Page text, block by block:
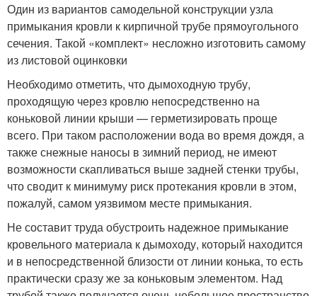
Один из вариантов самодельной конструкции узла
примыкания кровли к кирпичной трубе прямоугольного
сечения. Такой «комплект» несложно изготовить самому
из листовой оцинковки
Необходимо отметить, что дымоходную трубу,
проходящую через кровлю непосредственно на
коньковой линии крыши — герметизировать проще
всего. При таком расположении вода во время дождя, а
также снежные наносы в зимний период, не имеют
возможности скапливаться выше задней стенки трубы,
что сводит к минимуму риск протекания кровли в этом,
пожалуй, самом уязвимом месте примыкания.
Не составит труда обустроить надежное примыкание
кровельного материала к дымоходу, который находится
и в непосредственной близости от линии конька, то есть
практически сразу же за коньковым элементом. Над